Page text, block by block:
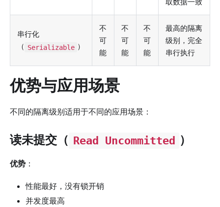
取数据一致
串行化
（ Serializable ）
不
可
能
不
可
能
不
可
能
最高的隔离
级别，完全
串行执行
优势与应用场景
不同的隔离级别适用于不同的应用场景：
读未提交（ Read Uncommitted ）
优势 ：
性能最好，没有锁开销
并发度最高